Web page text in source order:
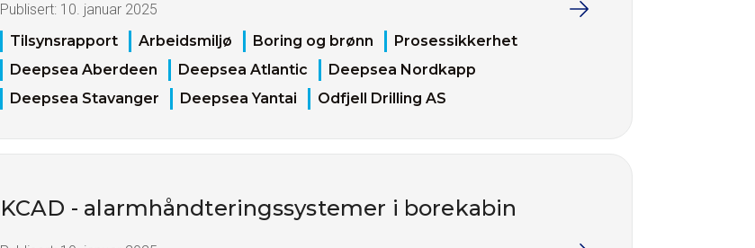
Publisert: 10. januar 2025
Tilsynsrapport
Arbeidsmiljø Boring og brønn
Prosessikkerhet
Deepsea Aberdeen
Deepsea Atlantic
Deepsea Nordkapp
Deepsea Stavanger
Deepsea Yantai Odfjell Drilling AS
KCAD - alarmhåndteringssystemer i borekabin